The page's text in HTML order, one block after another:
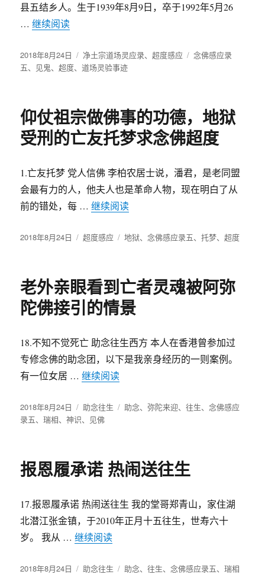
县五结乡人。生于1939年8月9日，卒于1992年5月26
…继续阅读
发
布
2018年8月24日
分
类
净土宗道场灵应录、超度感应
标
念佛感应录
五、 见鬼、超度、道场灵验事迹
仰仗祖宗做佛事的功德，地狱
受刑的亡友托梦求念佛超度
1.亡友托梦 党人信佛 李柏农居士说，潘君，是老同盟
会最有力的人，他夫人也是革命人物，现在明白了从
前的错处，每 …继续阅读
发
2018年8月24日
分
超度感应
标
地狱、念佛感应录五、托梦、超度
老外亲眼看到亡者灵魂被阿弥
陀佛接引的情景
18.不知不觉死亡 助念往生西方 本人在香港曾参加过
专修念佛的助念团，以下是我亲身经历的一则案例。
有一位女居 …继续阅读
发
布
2018年8月24日
分
类
助念往生
标
助念、弥陀来迎、往生、念佛感应
录五、瑞相、神识、 见佛
报恩履承诺 热闹送往生
17.报恩履承诺 热闹送往生 我的堂哥郑青山，家住湖
北潜江张金镇，于2010年正月十五往生，世寿六十
岁。 我从 …继续阅读
发
2018年8月24日
分
助念往生
标
助念、往生、念佛感应录五、瑞相